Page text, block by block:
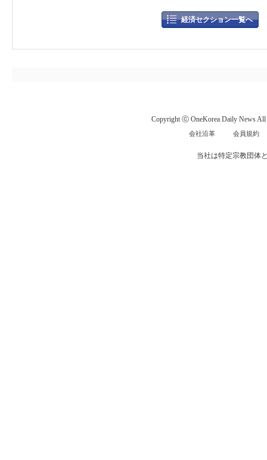
経済セクション一覧へ
Copyright ⓒ OneKorea Daily News All
会社沿革 会員規約
当社は特定宗教団体